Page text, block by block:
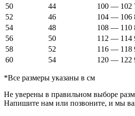
50
44 100 — 102
52
46 104 — 106
54
48 108 — 110
56
50 112 — 114
58
52 116 — 118
60
54 120 — 122
*Все размеры указаны в см
Не уверены в правильном выборе
Напишите нам или позвоните, и мы